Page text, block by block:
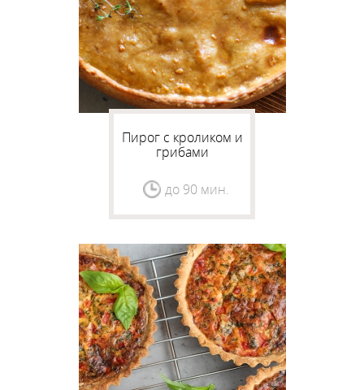
Пирог с кроликом и
грибами
до 90 мин.